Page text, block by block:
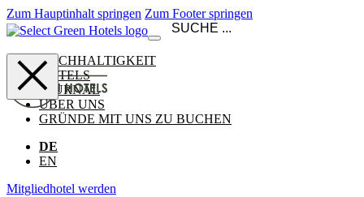
Zum Hauptinhalt springen Zum Footer springen
NACHHALTIGKEIT
HOTELS
JOURNAL
ÜBER UNS
GRÜNDE MIT UNS ZU BUCHEN
DE
EN
Mitgliedhotel werden